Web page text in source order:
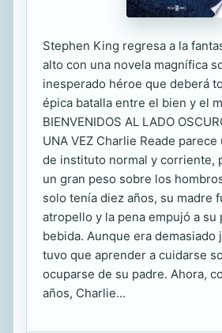
Stephen King regresa a la
alto con una novela magnífica
inesperado héroe que deberá
épica batalla entre el bien y el
BIENVENIDOS AL LADO
UNA VEZ Charlie Reade
de instituto normal y corriente,
un gran peso sobre los
solo tenía diez años, su madre
atropello y la pena empujó a su
bebida. Aunque era demasiado
tuvo que aprender a cuidarse
ocuparse de su padre. Ahora,
años, Charlie...